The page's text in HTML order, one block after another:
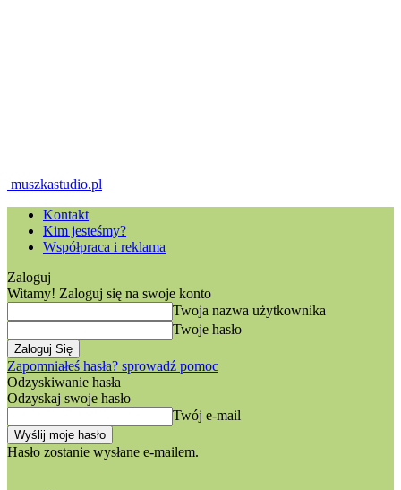
muszkastudio.pl
Kontakt
Kim jesteśmy?
Współpraca i reklama
Zaloguj
Witamy! Zaloguj się na swoje konto
Twoja nazwa użytkownika
Twoje hasło
Zapomniałeś hasła? sprowadź pomoc
Odzyskiwanie hasła
Odzyskaj swoje hasło
Twój e-mail
Hasło zostanie wysłane e-mailem.